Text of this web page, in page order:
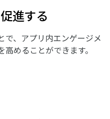
進する
で、アプリ内エンゲージメ
めることができます。